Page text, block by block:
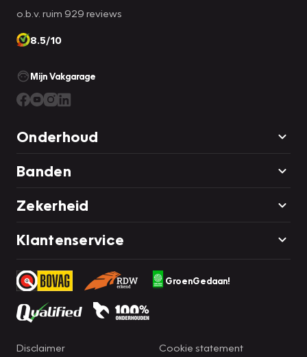
o.b.v. ruim 929 reviews
8.5/10
Mijn Vakgarage
Onderhoud
Banden
Zekerheid
Klantenservice
GroenGedaan!
Disclaimer Cookie statement